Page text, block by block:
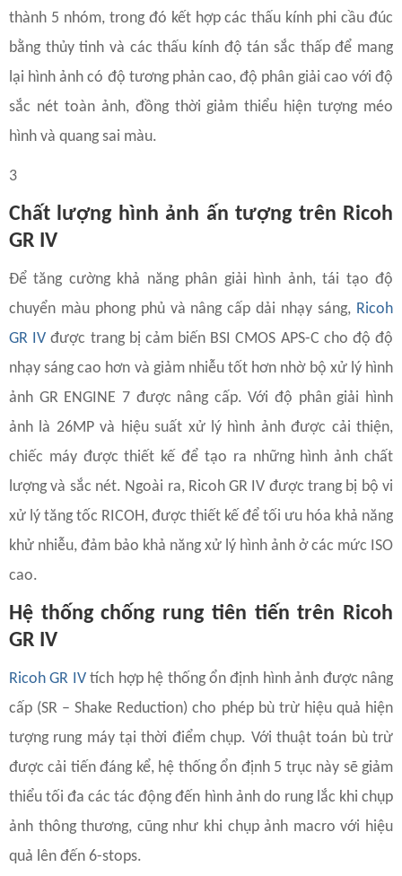
thành 5 nhóm, trong đó kết hợp các thấu kính phi cầu đúc
bằng thủy tinh và các thấu kính độ tán sắc thấp để mang
lại hình ảnh có độ tương phản cao, độ phân giải cao với độ
sắc nét toàn ảnh, đồng thời giảm thiểu hiện tượng méo
hình và quang sai màu.
3
Chất lượng hình ảnh ấn tượng trên Ricoh
GR IV
Để tăng cường khả năng phân giải hình ảnh, tái tạo độ
chuyển màu phong phủ và nâng cấp dải nhạy sáng, Ricoh
GR IV được trang bị cảm biến BSI CMOS APS-C cho độ độ
nhạy sáng cao hơn và giảm nhiễu tốt hơn nhờ bộ xử lý hình
ảnh GR ENGINE 7 được nâng cấp. Với độ phân giải hình
ảnh là 26MP và hiệu suất xử lý hình ảnh được cải thiện,
chiếc máy được thiết kế để tạo ra những hình ảnh chất
lượng và sắc nét. Ngoài ra, Ricoh GR IV được trang bị bộ vi
xử lý tăng tốc RICOH, được thiết kế để tối ưu hóa khả năng
khử nhiễu, đảm bảo khả năng xử lý hình ảnh ở các mức ISO
cao.
Hệ thống chống rung tiên tiến trên Ricoh
GR IV
Ricoh GR IVtích hợp hệ thống ổn định hình ảnh được nâng
cấp (SR – Shake Reduction) cho phép bù trừ hiệu quả hiện
tượng rung máy tại thời điểm chụp. Với thuật toán bù trừ
được cải tiến đáng kể, hệ thống ổn định 5 trục này sẽ giảm
thiểu tối đa các tác động đến hình ảnh do rung lắc khi chụp
ảnh thông thương, cũng như khi chụp ảnh macro với hiệu
quả lên đến 6-stops.